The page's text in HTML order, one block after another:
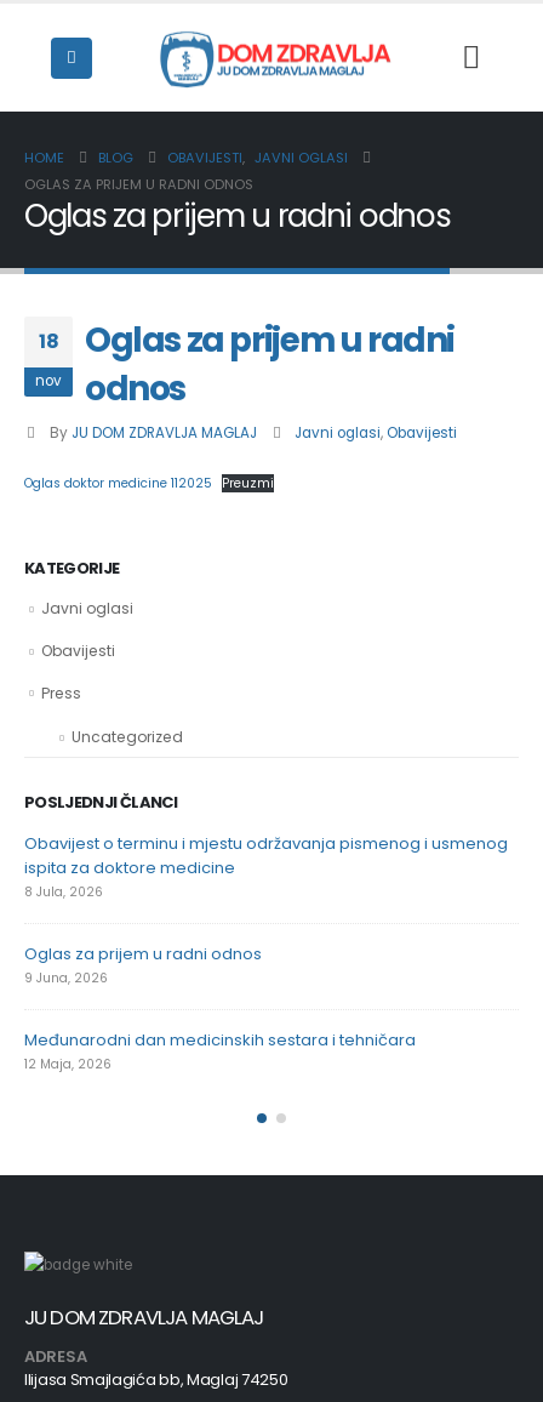
HOME BLOG OBAVIJESTI, JAVNI OGLASI
OGLAS ZA PRIJEM U RADNI ODNOS
Oglas za prijem u radni odnos
18
nov
Oglas za prijem u radni
odnos
By JU DOM ZDRAVLJA MAGLAJ Javni oglasi,Obavijesti
Oglas doktor medicine 112025 Preuzmi
KATEGORIJE
Javni oglasi
Obavijesti
Press
Uncategorized
POSLJEDNJI ČLANCI
Obavijest o terminu i mjestu održavanja pismenog i usmenog
ispita za doktore medicine
8 Jula, 2026
Oglas za prijem u radni odnos
9 Juna, 2026
Međunarodni dan medicinskih sestara i tehničara
12 Maja, 2026
JU DOM ZDRAVLJA MAGLAJ
ADRESA
Ilijasa Smajlagića bb, Maglaj 74250